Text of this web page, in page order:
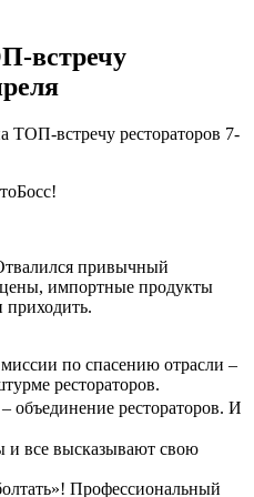
встречу
ТОП-встречу рестораторов 7-
привычный
импортные продукты
приходить.
по спасению отрасли –
рестораторов.
– объединение рестораторов. И
и все высказывают свою
Профессиональный